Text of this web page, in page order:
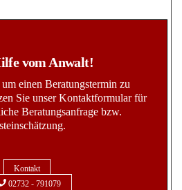
vom Anwalt!
einen Beratungstermin zu
Sie unser Kontaktformular für
Beratungsanfrage bzw.
Kontakt
02732 - 791079